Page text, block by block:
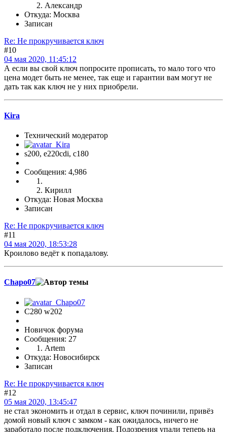
Александр
Откуда: Москва
Записан
Re: Не прокручивается ключ
#10
04 мая 2020, 11:45:12
А если вы свой ключ попросите прописать, то мало того что
цена модет быть не менее, так еще и гарантии вам могут не
дать так как ключ не у них приобрели.
Kira
Технический модератор
s200, е220cdi, с180
Сообщения: 4,986
Кирилл
Откуда: Новая Москва
Записан
Re: Не прокручивается ключ
#11
04 мая 2020, 18:53:28
Кроилово ведёт к попадалову.
Chapo07
C280 w202
Новичок форума
Сообщения: 27
Artem
Откуда: Новосибирск
Записан
Re: Не прокручивается ключ
#12
05 мая 2020, 13:45:47
не стал экономить и отдал в сервис, ключ починили, привёз
домой новый ключ с замком - как ожидалось, ничего не
заработало после подключения. Подозрения упали теперь на